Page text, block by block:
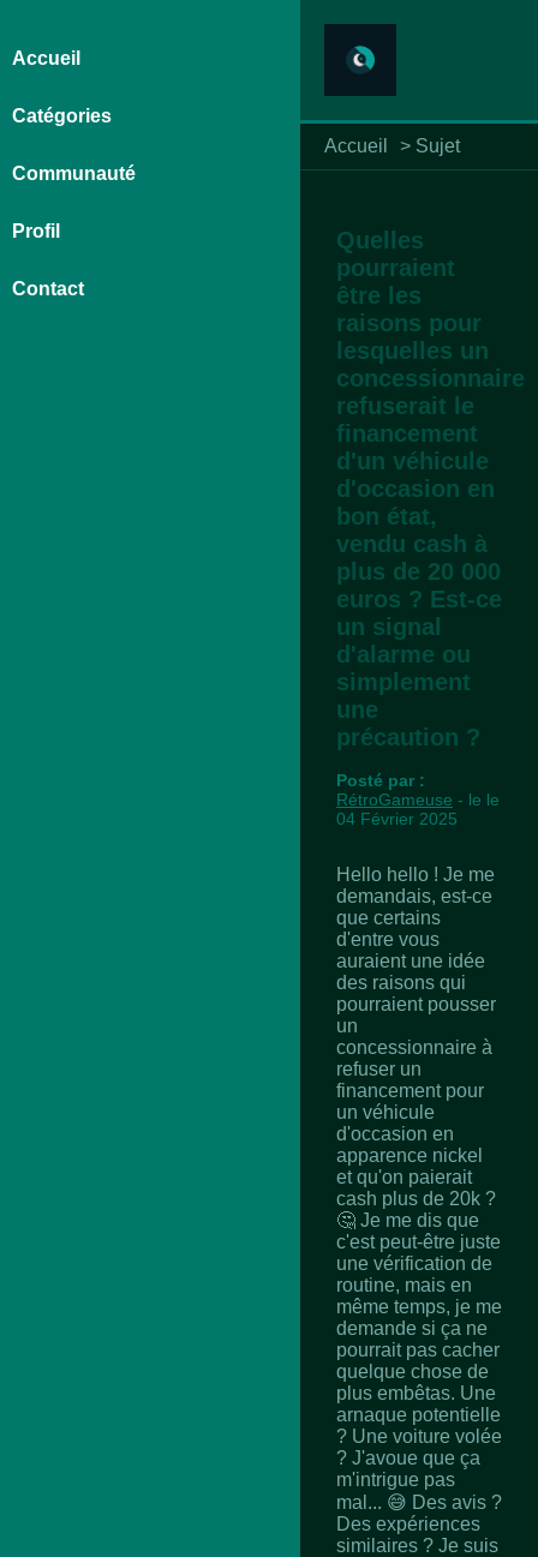
Accueil > Sujet
Accueil
Catégories
Communauté
Profil
Contact
Quelles
pourraient
être les
raisons pour
lesquelles un
concessionnaire
refuserait le
financement
d'un véhicule
d'occasion en
bon état,
vendu cash à
plus de 20 000
euros ? Est-ce
un signal
d'alarme ou
simplement
une
précaution ?
Posté par :
RétroGameuse - le le
04 Février 2025
Hello hello ! Je me
demandais, est-ce
que certains
d'entre vous
auraient une idée
des raisons qui
pourraient pousser
un
concessionnaire à
refuser un
financement pour
un véhicule
d'occasion en
apparence nickel
et qu'on paierait
cash plus de 20k ?
🤔 Je me dis que
c'est peut-être juste
une vérification de
routine, mais en
même temps, je me
demande si ça ne
pourrait pas cacher
quelque chose de
plus embêtas. Une
arnaque potentielle
? Une voiture volée
? J'avoue que ça
m'intrigue pas
mal... 😅 Des avis ?
Des expériences
similaires ? Je suis